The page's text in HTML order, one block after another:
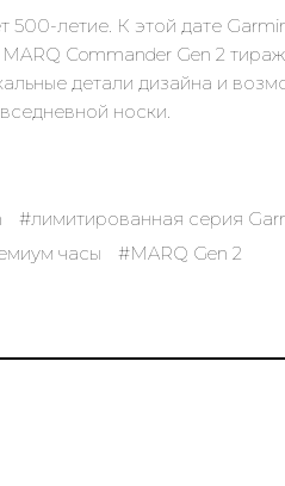
летие. К этой дате
Commander Gen 2
детали дизайна и
носки.
#лимитированная серия
часы #MARQ Gen 2